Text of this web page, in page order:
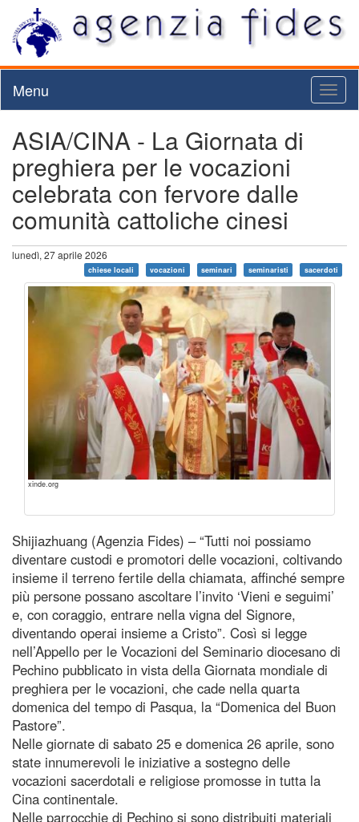
Menu
ASIA/CINA - La Giornata di
preghiera per le vocazioni
celebrata con fervore dalle
comunità cattoliche cinesi
lunedì, 27 aprile 2026
chiese locali vocazioni seminari seminaristi sacerdoti
xinde.org
Shijiazhuang (Agenzia Fides) – “Tutti noi possiamo
diventare custodi e promotori delle vocazioni, coltivando
insieme il terreno fertile della chiamata, affinché sempre
più persone possano ascoltare l’invito ‘Vieni e seguimi’
e, con coraggio, entrare nella vigna del Signore,
diventando operai insieme a Cristo”. Così si legge
nell’Appello per le Vocazioni del Seminario diocesano di
Pechino pubblicato in vista della Giornata mondiale di
preghiera per le vocazioni, che cade nella quarta
domenica del tempo di Pasqua, la “Domenica del Buon
Pastore”.
Nelle giornate di sabato 25 e domenica 26 aprile, sono
state innumerevoli le iniziative a sostegno delle
vocazioni sacerdotali e religiose promosse in tutta la
Cina continentale.
Nelle parrocchie di Pechino si sono distribuiti materiali